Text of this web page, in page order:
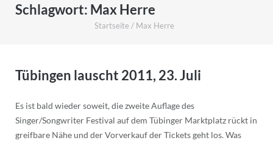
Schlagwort: Max Herre
Startseite / Max Herre
Tübingen lauscht 2011, 23. Juli
Es ist bald wieder soweit, die zweite Auflage des
Singer/Songwriter Festival auf dem Tübinger Marktplatz rückt in
greifbare Nähe und der Vorverkauf der Tickets geht los. Was